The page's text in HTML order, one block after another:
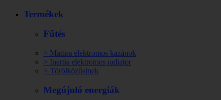
Termékek
Fűtés
> Mattira elektromos kazánok
> Inertia elektromos radiator
> Törölközősínek
Megújuló energiák